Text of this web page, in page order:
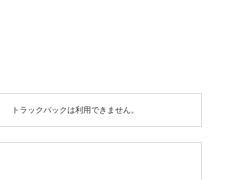
トラックバックは利用できません。